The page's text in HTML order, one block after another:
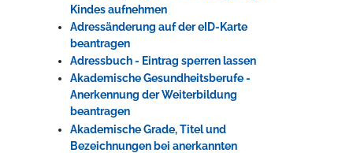
Kindes aufnehmen
Adressänderung auf der eID-Karte
beantragen
Adressbuch - Eintrag sperren lassen
Akademische Gesundheitsberufe -
Anerkennung der Weiterbildung
beantragen
Akademische Grade, Titel und
Bezeichnungen bei anerkannten